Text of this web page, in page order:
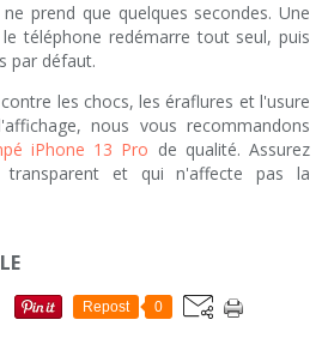
prend que quelques secondes. Une
téléphone redémarre tout seul, puis
par défaut.
les chocs, les éraflures et l'usure
nous vous recommandons
iPhone 13 Pro de qualité. Assurez
et qui n'affecte pas la
Repost 0